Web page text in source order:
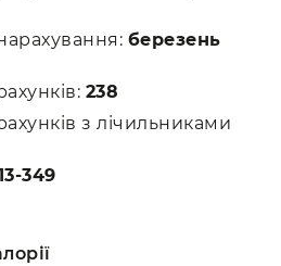
березень
238
з лічильниками
349